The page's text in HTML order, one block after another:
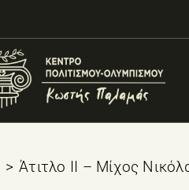
Άτιτλο II – Μίχος